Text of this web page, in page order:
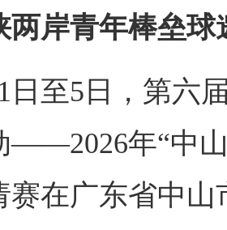
两岸青年棒垒
日至5日，第六
——2026年“中
赛在广东省中山